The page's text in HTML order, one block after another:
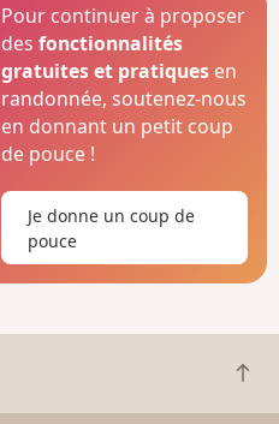
Pour continuer à proposer
desfonctionnalités
gratuites et pratiques en
randonnée, soutenez-nous
en donnant un petit coup
de pouce !
Je donne un coup de
pouce
R
e